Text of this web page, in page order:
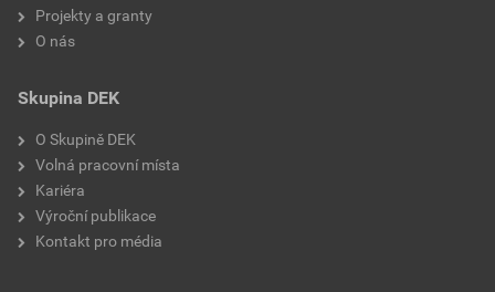
Projekty a granty
O nás
Skupina DEK
O Skupině DEK
Volná pracovní místa
Kariéra
Výroční publikace
Kontakt pro média